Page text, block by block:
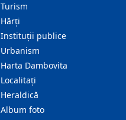
Turism
Hărţi
Instituţii publice
Urbanism
Harta Dambovita
Localitaţi
Heraldică
Album foto